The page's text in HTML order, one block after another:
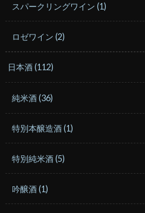
スパークリングワイン(1)
ロゼワイン(2)
日本酒(112)
純米酒(36)
特別本醸造酒(1)
特別純米酒(5)
吟醸酒(1)